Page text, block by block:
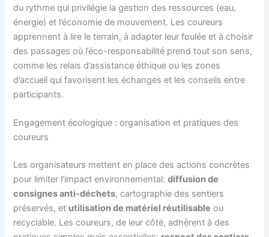
du rythme qui privilégie la gestion des ressources (eau,
énergie) et l’économie de mouvement. Les coureurs
apprennent à lire le terrain, à adapter leur foulée et à choisir
des passages où l’éco-responsabilité prend tout son sens,
comme les relais d’assistance éthique ou les zones
d’accueil qui favorisent les échanges et les conseils entre
participants.
Engagement écologique : organisation et pratiques des
coureurs
Les organisateurs mettent en place des actions concrètes
pour limiter l’impact environnemental:diffusion de
consignes anti-déchets, cartographie des sentiers
préservés, et utilisation de matériel réutilisable ou
recyclable. Les coureurs, de leur côté, adhèrent à des